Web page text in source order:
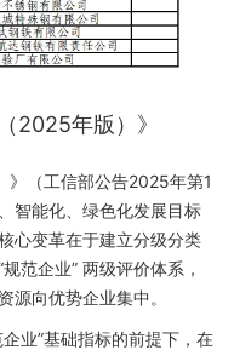
2025年版）》
》（工信部公告2025年第1
智能化、绿色化发展目标
心变革在于建立分级分类
范企业” 两级评价体系，
源向优势企业集中。
业”基础指标的前提下，在